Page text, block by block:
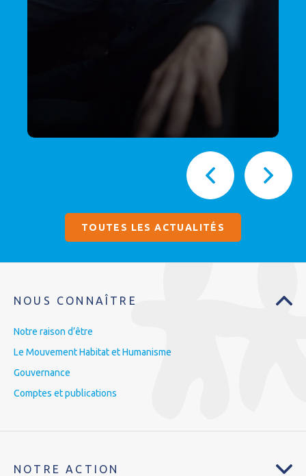
TOUTES LES ACTUALITÉS
NOUS CONNAÎTRE
Notre raison d’être
Le Mouvement Habitat et Humanisme
Gouvernance
Comptes et publications
NOTRE ACTION